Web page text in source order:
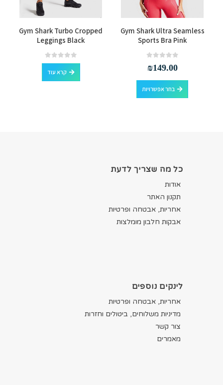
למוצר זה יש מספר סוגים. ניתן לבחור את האפשרויות בעמוד המוצר
Gym Shark Ultra Seamless
Sports Bra Pink
₪149.00
בחר אפשרויות
למוצר זה יש מספר סוגים. ניתן לבחור את האפשרויות בעמוד המוצר
Gym Shark Turbo Cropped
Leggings Black
0
out of 5
קרא עוד
כל מה שצריך לדעת
אודות
תקנון האתר
אחריות, אבטחה ופרטיות
אבקות חלבון מומלצות
לינקים נוספים
אחריות, אבטחה ופרטיות
מדיניות משלוחים, ביטולים וחזרות
צור קשר
מאמרים